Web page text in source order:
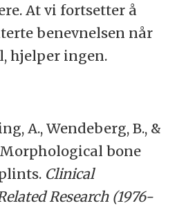
At vi fortsetter å
benevnelsen når
hjelper ingen.
A., Wendeberg, B., &
Morphological bone
Clinical
Research (1976-